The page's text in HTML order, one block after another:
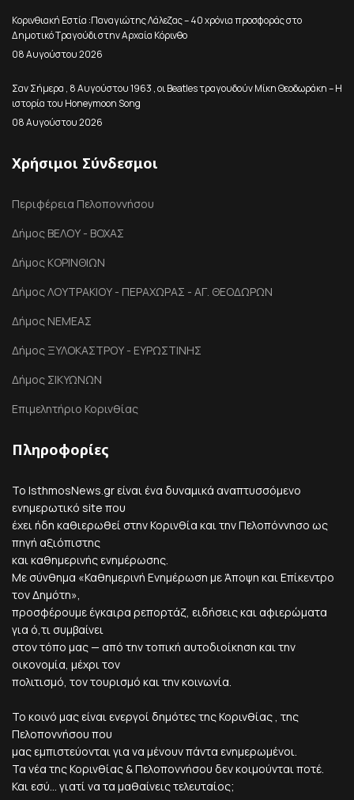
Κορινθιακή Εστία :Παναγιώτης Λάλεζας – 40 χρόνια προσφοράς στο
Δημοτικό Τραγούδι στην Αρχαία Κόρινθο
08 Αυγούστου 2026
Σαν Σήμερα , 8 Αυγούστου 1963 , οι Beatles τραγουδούν Μίκη Θεοδωράκη – Η
ιστορία του Honeymoon Song
08 Αυγούστου 2026
Χρήσιμοι Σύνδεσμοι
Περιφέρεια Πελοποννήσου
Δήμος ΒΕΛΟΥ - ΒΟΧΑΣ
Δήμος ΚΟΡΙΝΘΙΩΝ
Δήμος ΛΟΥΤΡΑΚΙΟΥ - ΠΕΡΑΧΩΡΑΣ - ΑΓ. ΘΕΟΔΩΡΩΝ
Δήμος ΝΕΜΕΑΣ
Δήμος ΞΥΛΟΚΑΣΤΡΟΥ - ΕΥΡΩΣΤΙΝΗΣ
Δήμος ΣΙΚΥΩΝΩΝ
Επιμελητήριο Κορινθίας
Πληροφορίες
Το IsthmosNews.gr είναι ένα δυναμικά αναπτυσσόμενο
ενημερωτικό site που
έχει ήδη καθιερωθεί στην Κορινθία και την Πελοπόννησο ως
πηγή αξιόπιστης
και καθημερινής ενημέρωσης.
Με σύνθημα «Καθημερινή Ενημέρωση με Άποψη και Επίκεντρο
τον Δημότη»,
προσφέρουμε έγκαιρα ρεπορτάζ, ειδήσεις και αφιερώματα
για ό,τι συμβαίνει
στον τόπο μας — από την τοπική αυτοδιοίκηση και την
οικονομία, μέχρι τον
πολιτισμό, τον τουρισμό και την κοινωνία.
Το κοινό μας είναι ενεργοί δημότες της Κορινθίας , της
Πελοποννήσου που
μας εμπιστεύονται για να μένουν πάντα ενημερωμένοι.
Τα νέα της Κορινθίας & Πελοποννήσου δεν κοιμούνται ποτέ.
Και εσύ... γιατί να τα μαθαίνεις τελευταίος;